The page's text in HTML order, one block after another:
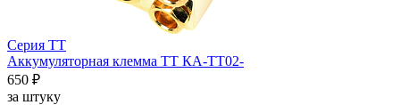
Серия ТТ
Аккумуляторная клемма ТТ КА-ТТ02-
650 ₽
за штуку